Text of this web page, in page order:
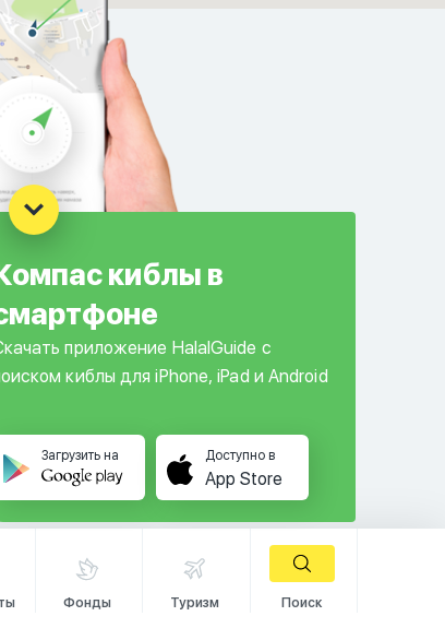
киблы в
приложение HalalGuide с
киблы для iPhone, iPad и Android
Загрузить на Доступно в
App Store
Фонды Туризм Поиск